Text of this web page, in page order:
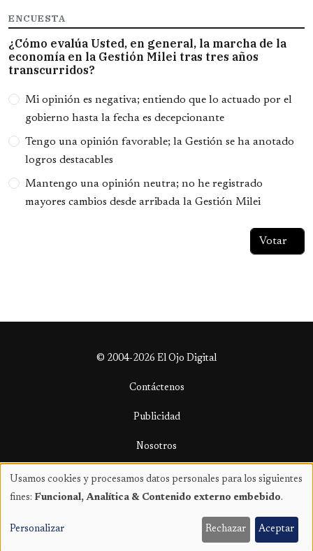
ENCUESTA
¿Cómo evalúa Usted, en general, la marcha de la
economía en la Gestión Milei tras tres años
transcurridos?
Opciones
Mi opinión es negativa; entiendo que lo actuado por el
gobierno hasta la fecha es decepcionante
Tengo una opinión favorable; la Gestión se ha anotado
logros destacables
Mantengo una opinión neutra; no he registrado
mayores cambios desde arribada la Gestión Milei
© 2004-2026 El Ojo Digital
Contáctenos
Publicidad
Nosotros
Términos y condiciones
Uso
datos
Usamos cookies y procesamos datos personales para los siguientes
fines: Funcional, Analítica & Contenido externo embebido.
Personalizar Rechazar Aceptar